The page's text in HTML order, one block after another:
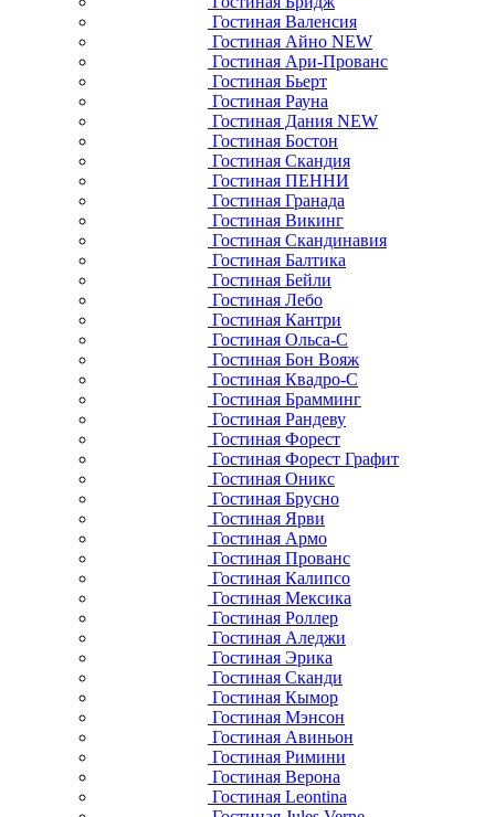
Гостиная Валенсия
Гостиная Айно NEW
Гостиная Ари-Прованс
Гостиная Бьерт
Гостиная Рауна
Гостиная Дания NEW
Гостиная Бостон
Гостиная Скандия
Гостиная ПЕННИ
Гостиная Гранада
Гостиная Викинг
Гостиная Скандинавия
Гостиная Балтика
Гостиная Бейли
Гостиная Лебо
Гостиная Кантри
Гостиная Ольса-С
Гостиная Бон Вояж
Гостиная Квадро-С
Гостиная Брамминг
Гостиная Рандеву
Гостиная Форест
Гостиная Форест Графит
Гостиная Оникс
Гостиная Брусно
Гостиная Ярви
Гостиная Армо
Гостиная Прованс
Гостиная Калипсо
Гостиная Мексика
Гостиная Роллер
Гостиная Аледжи
Гостиная Эрика
Гостиная Сканди
Гостиная Кымор
Гостиная Мэнсон
Гостиная Авиньон
Гостиная Римини
Гостиная Верона
Гостиная Leontina